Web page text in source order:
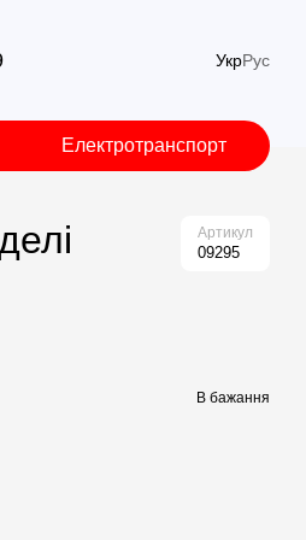
УкрРус
Електротранспорт
Артикул
09295
В бажання